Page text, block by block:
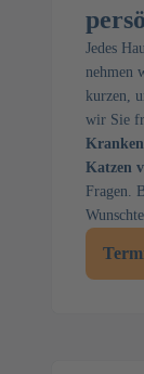
Jedes
nehmen
kurzen,
wir Sie
Katzen
Fragen.